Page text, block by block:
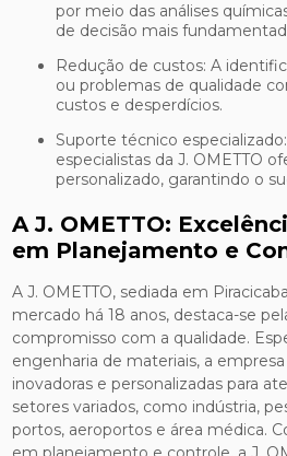
por meio das análises
de decisão mais
Redução de custos: A identificação precoce de desvios
ou problemas de qualidade
custos e desperdícios.
Suporte técnico especializado: A equipe de
especialistas da J. OMETTO
personalizado, garantindo o
A J. OMETTO:
em Planejamento e
A J. OMETTO, sediada em
mercado há 18 anos, destaca-se
compromisso com a qualidade.
engenharia de materiais, a
inovadoras e personalizadas para
setores variados, como indústria,
portos, aeroportos e área médica.